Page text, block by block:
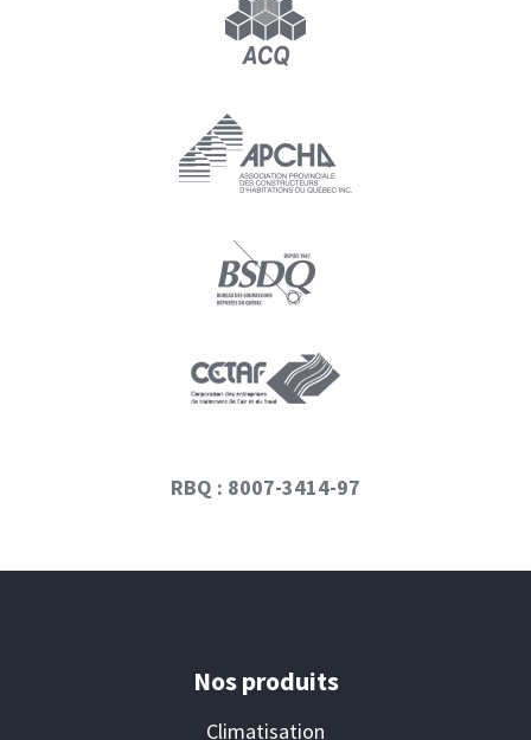
RBQ : 8007-3414-97
Nos produits
Climatisation